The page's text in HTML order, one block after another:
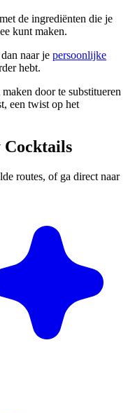
de ingrediënten die je
kunt maken.
naar je persoonlijke
hebt.
door te substitueren
een twist op het
Cocktails
routes, of ga direct naar